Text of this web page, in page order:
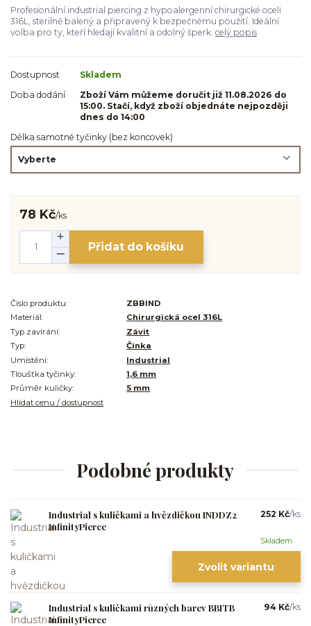
Profesionální industrial piercing z hypoalergenní chirurgické oceli
316L, sterilně balený a připravený k bezpečnému použití. Ideální
volba pro ty, kteří hledají kvalitní a odolný šperk. celý popis
Dostupnost
Skladem
Doba dodání
Zboží Vám můžeme doručit již 11.08.2026 do
15:00. Stačí, když zboží objednáte nejpozději
dnes do 14:00
Délka samotné tyčinky (bez koncovek)
78 Kč/ks
Přidat do košíku
Číslo produktu:
ZBBIND
Materiál:
Chirurgická ocel 316L
Typ zavírání:
Závit
Typ:
Činka
Umístění:
Industrial
Tloušťka tyčinky:
1,6 mm
Průměr kuličky:
5 mm
Hlídat cenu / dostupnost
Podobné produkty
Industrial s kuličkami a hvězdičkou INDDZ2
InfinityPierce
252 Kč/ks
Skladem
Zvolit variantu
Industrial s kuličkami různých barev BBITB
InfinityPierce
94 Kč/ks